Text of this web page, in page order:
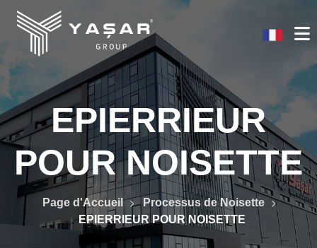
EPIERRIEUR
POUR NOISETTE
Page d'Accueil
Processus de Noisette
EPIERRIEUR POUR NOISETTE